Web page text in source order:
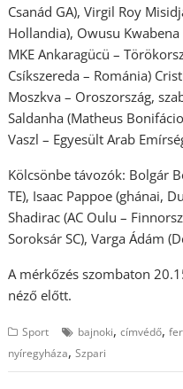
Csanád GA), Virgil Roy
Hollandia), Owusu
MKE Ankaragücü –
Csíkszereda – Románia)
Moszkva – Oroszország,
Saldanha (Matheus
Vaszl – Egyesült Arab
Kölcsönbe távozók: Bolgár
TE), Isaac Pappoe (ghánai,
Shadirac (AC Oulu –
Soroksár SC), Varga Ádám
A mérkőzés szombaton
néző előtt.
Sport bajnoki,címvédő,
nyíregyháza,Szpari